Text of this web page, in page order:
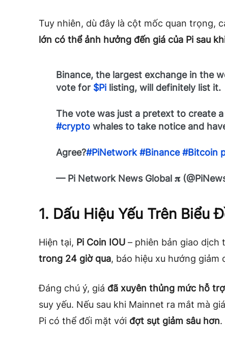
Tuy nhiên, dù đây là cột mốc quan trọng,
lớn có thể ảnh hưởng đến giá của Pi sau
Binance, the largest exchange in the
vote for $Pi listing, will definitely list it.
The vote was just a pretext to create
#crypto whales to take notice and
Agree?#PiNetwork #Binance #Bitcoin
— Pi Network News Global 𝛑
1. Dấu Hiệu Yếu Trên Biểu
Hiện tại, Pi Coin IOU – phiên bản giao dịch
trong 24 giờ qua, báo hiệu xu hướng giảm
Đáng chú ý, giá đã xuyên thủng mức hỗ
suy yếu. Nếu sau khi Mainnet ra mắt mà
Pi có thể đối mặt với đợt sụt giảm sâu hơn.